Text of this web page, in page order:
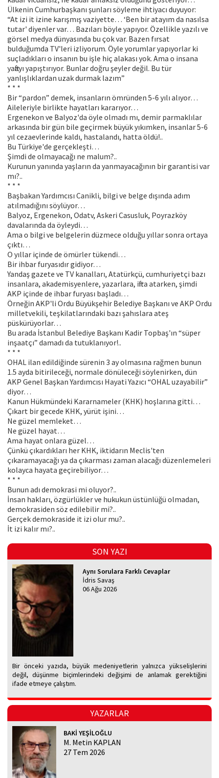
Ülkenin Cumhurbaşkanı şunları söyleme ihtiyacı duyuyor:
“At izi it izine karışmış vaziyette… ‘Ben bir atayım da nasılsa
tutar' diyenler var… Bazıları böyle yapıyor. Özellikle yazılı ve
görsel medya dünyasında bu çok var. Bazen fırsat
bulduğumda TV'leri izliyorum. Öyle yorumlar yapıyorlar ki
suçladıkları o insanın bu işle hiç alakası yok. Ama o insana
yaftayı yapıştırıyor. Bunlar doğru şeyler değil. Bu tür
yanlışlıklardan uzak durmak lazım”
* * *
Bir “pardon” demek, insanların ömründen 5-6 yılı alıyor…
Aileleriyle birlikte hayatları kararıyor…
Ergenekon ve Balyoz'da öyle olmadı mı, demir parmaklılar
arkasında bir gün bile geçirmek büyük yıkımken, insanlar 5-6
yıl cezaevlerinde kaldı, hastalandı, hatta öldü!..
Bu Türkiye'de gerçekleşti…
Şimdi de olmayacağı ne malum?..
Kurunun yanında yaşların da yanmayacağının bir garantisi var
mı?..
* * *
Başbakan Yardımcısı Canikli, bilgi ve belge dışında adım
atılmadığını söylüyor…
Balyoz, Ergenekon, Odatv, Askeri Casusluk, Poyrazköy
davalarında da öyleydi…
Ama o bilgi ve belgelerin düzmece olduğu yıllar sonra ortaya
çıktı…
O yıllar içinde de ömürler tükendi…
Bir ihbar furyasıdır gidiyor…
Yandaş gazete ve TV kanalları, Atatürkçü, cumhuriyetçi bazı
insanlara, akademisyenlere, yazarlara, iftira atarken, şimdi
AKP içinde de ihbar furyası başladı…
Örneğin AKP'li Ordu Büyükşehir Belediye Başkanı ve AKP Ordu
milletvekili, teşkilatlarındaki bazı şahıslara ateş
püskürüyorlar…
Bu arada İstanbul Belediye Başkanı Kadir Topbaş'ın “süper
inşaatçı” damadı da tutuklanıyor!..
* * *
OHAL ilan edildiğinde sürenin 3 ay olmasına rağmen bunun
1.5 ayda bitirileceği, normale dönüleceği söylenirken, dün
AKP Genel Başkan Yardımcısı Hayati Yazıcı “OHAL uzayabilir”
diyor…
Kanun Hükmündeki Kararnameler (KHK) hoşlarına gitti…
Çıkart bir gecede KHK, yürüt işini…
Ne güzel memleket…
Ne güzel hayat…
Ama hayat onlara güzel…
Çünkü çıkardıkları her KHK, iktidarın Meclis'ten
çıkaramayacağı ya da çıkarması zaman alacağı düzenlemeleri
kolayca hayata geçirebiliyor…
* * *
Bunun adı demokrasi mi oluyor?..
İnsan hakları, özgürlükler ve hukukun üstünlüğü olmadan,
demokrasiden söz edilebilir mi?..
Gerçek demokraside it izi olur mu?..
İt izi kalır mı?..
SON YAZI
Aynı Sorulara Farklı Cevaplar
İdris Savaş
06 Ağu 2026
Bir önceki yazıda, büyük medeniyetlerin yalnızca yükselişlerini
değil, düşünme biçimlerindeki değişimi de anlamak gerektiğini
ifade etmeye çalıştım.
YAZARLAR
BAKİ YEŞİLOĞLU
M. Metin KAPLAN
27 Tem 2026